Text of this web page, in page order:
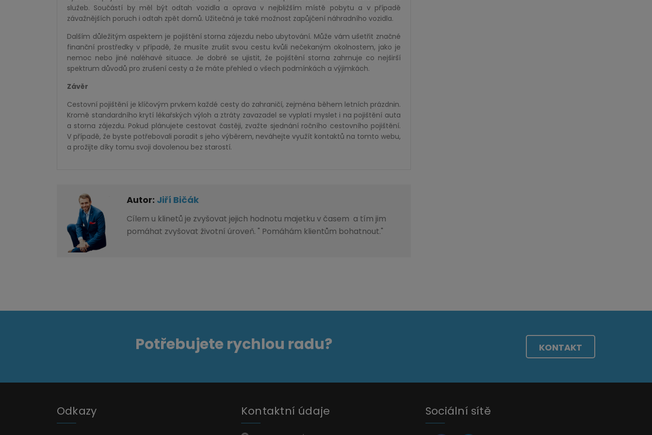
služeb. Součástí by měl být odtah vozidla a oprava v nejbližším místě pobytu a v případě
závažnějších poruch i odtah zpět domů. Užitečná je také možnost zapůjčení náhradního vozidla.
Dalším důležitým aspektem je pojištění storna zájezdu nebo ubytování. Může vám ušetřit značné
finanční prostředky v případě, že musíte zrušit svou cestu kvůli nečekaným okolnostem, jako je
nemoc nebo jiné naléhavé situace. Je dobré se ujistit, že pojištění storna zahrnuje co nejširší
spektrum důvodů pro zrušení cesty a že máte přehled o všech podmínkách a výjimkách.
Závěr
Cestovní pojištění je klíčovým prvkem každé cesty do zahraničí, zejména během letních prázdnin.
Kromě standardního krytí lékařských výloh a ztráty zavazadel se vyplatí myslet i na pojištění auta
a storna zájezdu. Pokud plánujete cestovat častěji, zvažte sjednání ročního cestovního pojištění.
V případě, že byste potřebovali poradit s jeho výběrem, neváhejte využít kontaktů na tomto webu,
a prožijte díky tomu svoji dovolenou bez starostí.
Autor: Jiří Bičák
Cílem u klinetů je zvyšovat jejich hodnotu majetku v časem a tím jim
pomáhat zvyšovat životní úroveň. " Pomáhám klientům bohatnout."
Potřebujete rychlou radu? KONTAKT
Odkazy Kontaktní údaje Sociální sítě